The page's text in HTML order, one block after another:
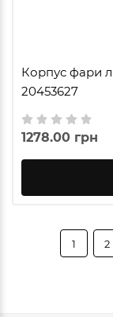
Корпус фари
20453627
1278.00 грн
1 2